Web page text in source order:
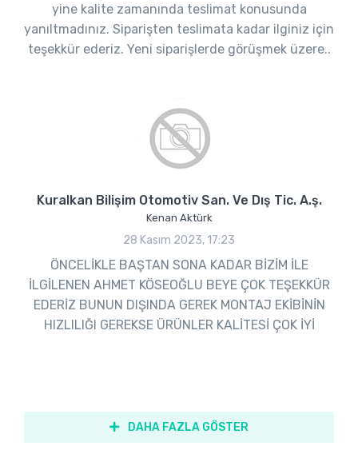
yine kalite zamanında teslimat konusunda
yanıltmadınız. Siparişten teslimata kadar ilginiz için
teşekkür ederiz. Yeni siparişlerde görüşmek üzere..
Kuralkan Bilişim Otomotiv San. Ve Dış Tic. A.ş.
Kenan Aktürk
28 Kasım 2023, 17:23
ÖNCELİKLE BAŞTAN SONA KADAR BİZİM İLE
İLGİLENEN AHMET KÖSEOĞLU BEYE ÇOK TEŞEKKÜR
EDERİZ BUNUN DIŞINDA GEREK MONTAJ EKİBİNİN
HIZLILIĞI GEREKSE ÜRÜNLER KALİTESİ ÇOK İYİ
DAHA FAZLA GÖSTER